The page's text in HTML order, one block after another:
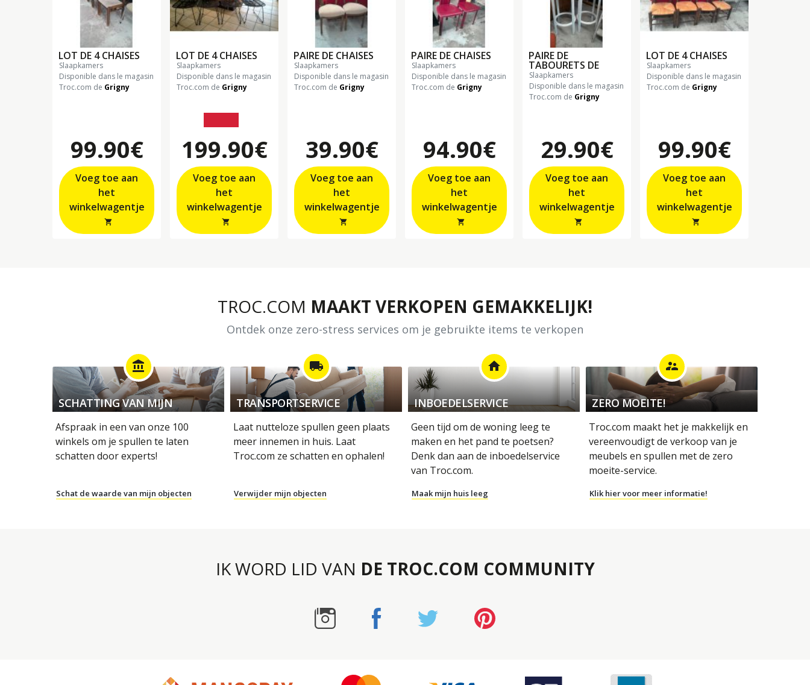
LOT DE 4 CHAISES
slaapkamers
Disponible dans le magasin
Troc.com de Grigny
99.90€
Voeg toe aan
het
shopping_cart
LOT DE 4 CHAISES
slaapkamers
Disponible dans le magasin
Troc.com de Grigny
199.90€
Voeg toe aan
het
shopping_cart
PAIRE DE CHAISES
slaapkamers
Disponible dans le magasin
Troc.com de Grigny
39.90€
Voeg toe aan
het
shopping_cart
PAIRE DE CHAISES
slaapkamers
Disponible dans le magasin
Troc.com de Grigny
94.90€
Voeg toe aan
het
shopping_cart
PAIRE DE
TABOURETS DE
slaapkamers
Disponible dans le magasin
Troc.com de Grigny
29.90€
Voeg toe aan
het
shopping_cart
LOT DE 4 CHAISES
slaapkamers
Disponible dans le magasin
Troc.com de Grigny
99.90€
Voeg toe aan
het
shopping_cart
TROC.COM MAAKT VERKOPEN GEMAKKELIJK!
Ontdek onze zero-stress services om je gebruikte items te verkopen
account_balance
SCHATTING VAN MIJN
OBJECTEN
Afspraak in een van onze 100
winkels om je spullen te laten
schatten door experts!
Schat de waarde van mijn objecten
local_shipping
TRANSPORTSERVICE
Laat nutteloze spullen geen plaats
meer innemen in huis. Laat
Troc.com ze schatten en ophalen!
Verwijder mijn objecten
home
INBOEDELSERVICE
Geen tijd om de woning leeg te
maken en het pand te poetsen?
Denk dan aan de inboedelservice
van Troc.com.
Maak mijn huis leeg
supervisor_account
ZERO MOEITE!
Troc.com maakt het je makkelijk en
vereenvoudigt de verkoop van je
meubels en spullen met de zero
moeite-service.
Klik hier voor meer informatie!
IK WORD LID VAN DE TROC.COM COMMUNITY